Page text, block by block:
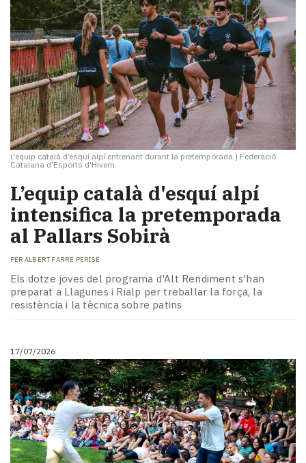
L’equip català d’esquí alpí entrenant durant la pretemporada | Federació
Catalana d'Esports d'Hivern
L’equip català d'esquí alpí
intensifica la pretemporada
al Pallars Sobirà
PER ALBERT FARRÉ PERISÉ
Els dotze joves del programa d'Alt Rendiment s'han
preparat a Llagunes i Rialp per treballar la força, la
resistència i la tècnica sobre patins
17/07/2026